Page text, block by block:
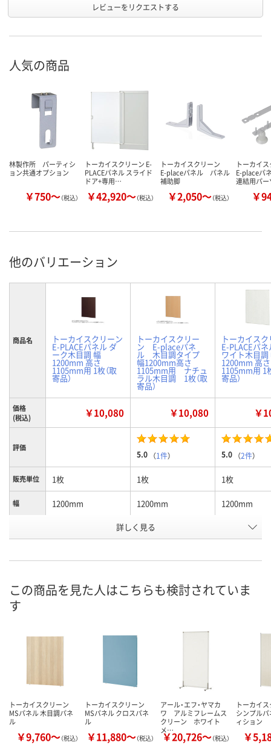
レビューをリクエストする
人気の商品
林製作所 パーティシ
ョン共通オプション
￥750～（税込）
トーカイスクリーン E-
PLACEパネル スライド
ドア+専用…
￥42,920～（税込）
トーカイスクリーン
E-placeパネル パネル
補助脚
￥2,050～（税込）
トーカイ
E-placeパ
連結用パー
￥
他のバリエーション
商品名 トーカイスクリーン
E-PLACEパネル ダ
ーク木目調 幅
1200mm 高さ
1105mm用 1枚（取
寄品）
トーカイスクリー
ン E-placeパネ
ル 木目調タイプ
幅1200mm高さ
1105mm用 ナチュ
ラル木目調 1枚（取
寄品）
トーカイス
E-PLACEパ
ワイト木目調
1200mm 高さ
1105mm用 1
寄品）
価格
(税込)
￥10,080 ￥10,080 ￥
評価
5.0 （1件） 5.0 （2件）
販売単位 1枚 1枚 1枚
幅 1200mm 1200mm 1200mm
1105mm 1105mm
号
在庫
カゴへ カゴへ カ
詳しく見る
この商品を見た人はこちらも検討されていま
す
トーカイスクリーン
MSパネル 木目調パネ
ル
￥9,760～（税込）
トーカイスクリーン
MSパネル クロスパネ
ル
￥11,880～（税込）
アール・エフ・ヤマカ
ワ アルミフレームス
クリーン ホワイト
メ…
￥20,726～（税込）
トーカイ
シンプル
ィション
￥